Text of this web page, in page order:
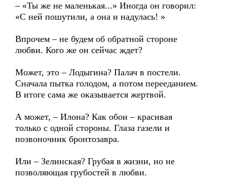
– «Ты же не маленькая...» Иногда он говорил:
«С ней пошутили, а она и надулась! »
Впрочем – не будем об обратной стороне
любви. Кого же он сейчас ждет?
Может, это – Лодыгина? Палач в постели.
Сначала пытка голодом, а потом перееданием.
В итоге сама же оказывается жертвой.
А может, – Илона? Как обои – красивая
только с одной стороны. Глаза газели и
позвоночник бронтозавра.
Или – Зелинская? Грубая в жизни, но не
позволяющая грубостей в любви.